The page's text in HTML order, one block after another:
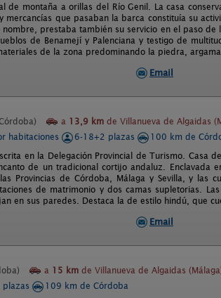
de montaña a orillas del Río Genil. La casa
mercancías que pasaban la barca constituía su
prestaba también su servicio en el paso
de Benamejí y Palenciana y testigo de
de la zona predominando la piedra,
Email
a 13,9 km de Villanueva de Algaidas
habitaciones
6-18+2 plazas
100 km de
en la Delegación Provincial de Turismo. Casa
de un tradicional cortijo andaluz. Enclavada
Provincias de Córdoba, Málaga y Sevilla, y las
de matrimonio y dos camas supletorias.
en sus paredes. Destaca la de estilo hindú, que
Email
a 15 km de Villanueva de Algaidas
plazas
109 km de Córdoba